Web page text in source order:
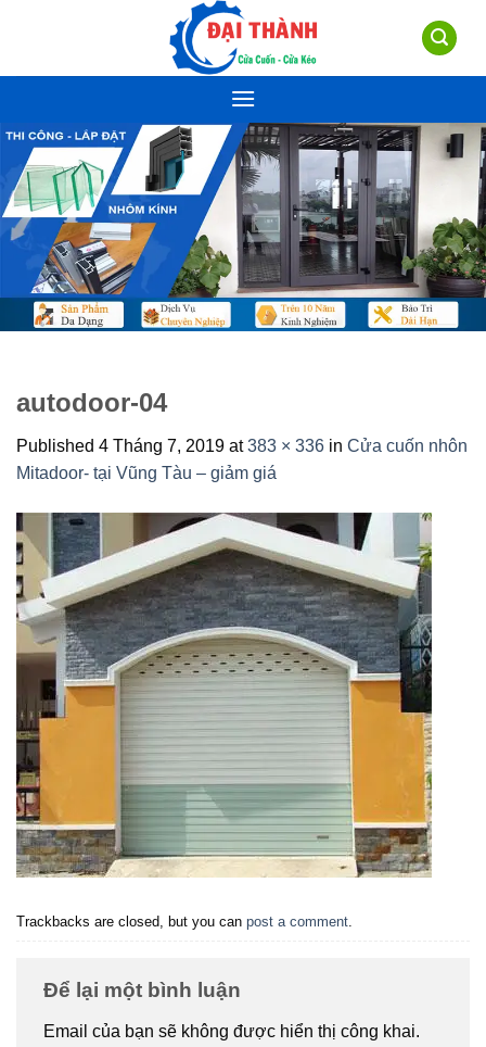
autodoor-04
Published 4 Tháng 7, 2019 at383 × 336 in Cửa cuốn nhôn
Mitadoor- tại Vũng Tàu – giảm giá
Trackbacks are closed, but you can post a comment
Để lại một bình luận
Email của bạn sẽ không được hiển thị công khai.